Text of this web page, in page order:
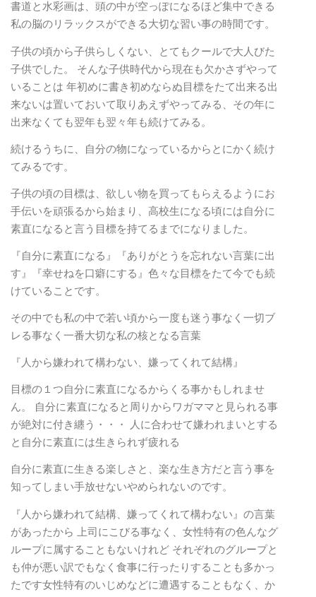
書道と水彩画は、頭の中が空っぽになるほど集中できる
私の脳のリラックスができる大切な習い事の時間です。
子供の頃から子供らしくない、とてもクールで大人びた
子供でした。 そんな子供時代から現在も欠かさずやって
いることは 年初めに書き初めならぬ目標をたて出来る出
来ないは置いておいて取りあえずやってみる、その年に
出来なくても翌年も翌々年も続けてみる。
続けるうちに、自分の物になっているからとにかく続け
てみるです。
子供の頃の目標は、欲しい物を買ってもらえるようにお
手伝いを頑張るから始まり、高校生になる頃には自分に
素直になると言う目標を持てるまでになりました。
『自分に素直になる』『ありがとうを忘れない言葉に出
す』『幸せねを口癖にする』色々な目標をたて今でも続
けていることです。
その中でも私の中で若い頃から一度も迷う事なく一切ブ
レる事なく一番大切な私の核となる言葉
『人から嫌われて構わない、嫌ってくれて結構』
目標の１つ自分に素直になるからくる事かもしれませ
ん。 自分に素直になると周りからワガママと見られる事
が絶対に付き纏う・・・ 人に合わせて嫌われまいとする
と自分に素直には生きられず疲れる
自分に素直に生きる楽しさと、楽な生き方だと言う事を
知ってしまい手放せないやめられないのです。
『人から嫌われて結構、嫌ってくれて構わない』の言葉
があったから 上司にこびる事なく、女性特有の色んなグ
ループに属することもないけれど それぞれのグループと
も仲が悪い訳でもなく食事に行ったりすることも多かっ
たです女性特有のいじめなどに遭遇することもなく、か